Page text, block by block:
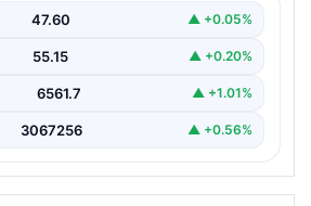
47.60 ▲ +0.05%
55.15 ▲ +0.20%
6561.7 ▲ +1.01%
3067256 ▲ +0.56%